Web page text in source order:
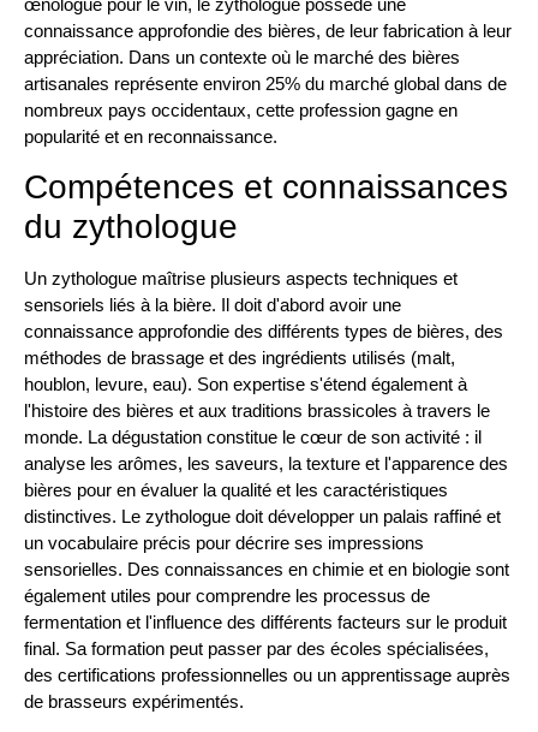
connaissance approfondie des bières, de leur fabrication à leur
appréciation. Dans un contexte où le marché des bières
artisanales représente environ 25% du marché global dans de
nombreux pays occidentaux, cette profession gagne en
popularité et en reconnaissance.
Compétences et connaissances
du zythologue
Un zythologue maîtrise plusieurs aspects techniques et
sensoriels liés à la bière. Il doit d'abord avoir une
connaissance approfondie des différents types de bières, des
méthodes de brassage et des ingrédients utilisés (malt,
houblon, levure, eau). Son expertise s'étend également à
l'histoire des bières et aux traditions brassicoles à travers le
monde. La dégustation constitue le cœur de son activité : il
analyse les arômes, les saveurs, la texture et l'apparence des
bières pour en évaluer la qualité et les caractéristiques
distinctives. Le zythologue doit développer un palais raffiné et
un vocabulaire précis pour décrire ses impressions
sensorielles. Des connaissances en chimie et en biologie sont
également utiles pour comprendre les processus de
fermentation et l'influence des différents facteurs sur le produit
final. Sa formation peut passer par des écoles spécialisées,
des certifications professionnelles ou un apprentissage auprès
de brasseurs expérimentés.